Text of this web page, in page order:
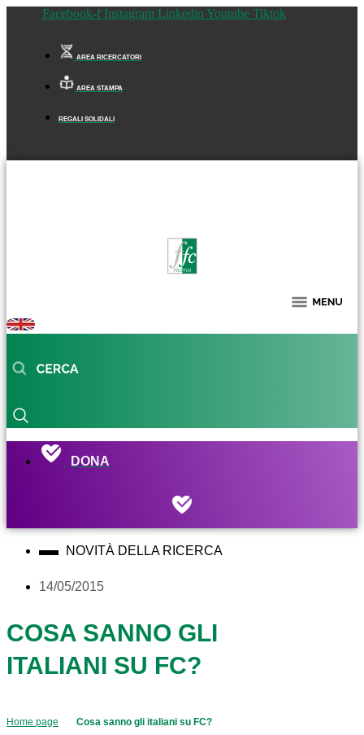
Facebook-f Instagram Linkedin Youtube Tiktok
AREA RICERCATORI
AREA STAMPA
REGALI SOLIDALI
DONA
NOVITÀ DELLA RICERCA
14/05/2015
COSA SANNO GLI
ITALIANI SU FC?
Home page Cosa sanno gli italiani su FC?